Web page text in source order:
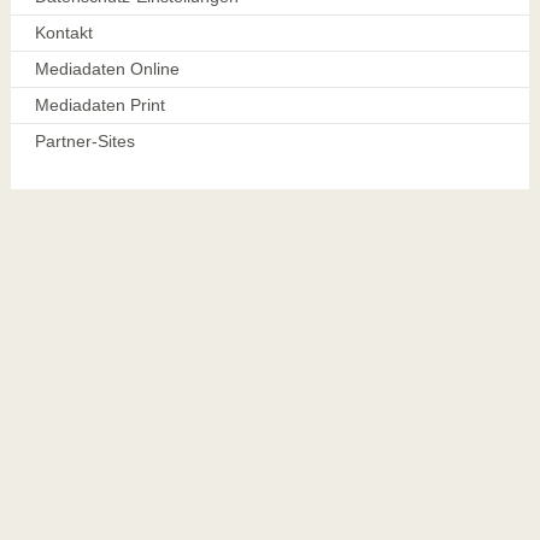
Kontakt
Mediadaten Online
Mediadaten Print
Partner-Sites